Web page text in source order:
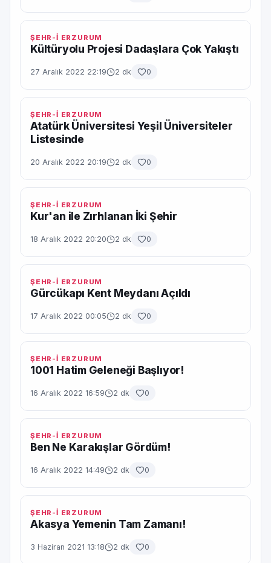
ŞEHR-İ ERZURUM
Kültüryolu Projesi Dadaşlara Çok Yakıştı
27 Aralık 2022 22:19 2 dk 0
ŞEHR-İ ERZURUM
Atatürk Üniversitesi Yeşil Üniversiteler
Listesinde
20 Aralık 2022 20:19 2 dk 0
ŞEHR-İ ERZURUM
Kur'an ile Zırhlanan İki Şehir
18 Aralık 2022 20:20 2 dk 0
ŞEHR-İ ERZURUM
Gürcükapı Kent Meydanı Açıldı
17 Aralık 2022 00:05 2 dk 0
ŞEHR-İ ERZURUM
1001 Hatim Geleneği Başlıyor!
16 Aralık 2022 16:59 2 dk 0
ŞEHR-İ ERZURUM
Ben Ne Karakışlar Gördüm!
16 Aralık 2022 14:49 2 dk 0
ŞEHR-İ ERZURUM
Akasya Yemenin Tam Zamanı!
3 Haziran 2021 13:18 2 dk 0